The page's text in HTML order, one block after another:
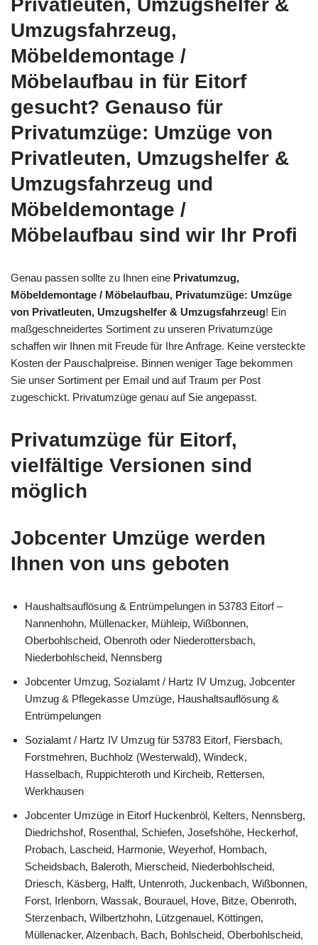
Privatleuten, Umzugshelfer &
Umzugsfahrzeug,
Möbeldemontage /
Möbelaufbau in für Eitorf
gesucht? Genauso für
Privatumzüge: Umzüge von
Privatleuten, Umzugshelfer &
Umzugsfahrzeug und
Möbeldemontage /
Möbelaufbau sind wir Ihr Profi
Genau passen sollte zu Ihnen eine Privatumzug,
Möbeldemontage / Möbelaufbau, Privatumzüge: Umzüge
von Privatleuten, Umzugshelfer & Umzugsfahrzeug! Ein
maßgeschneidertes Sortiment zu unseren Privatumzüge
schaffen wir Ihnen mit Freude für Ihre Anfrage. Keine versteckte
Kosten der Pauschalpreise. Binnen weniger Tage bekommen
Sie unser Sortiment per Email und auf Traum per Post
zugeschickt. Privatumzüge genau auf Sie angepasst.
Privatumzüge für Eitorf,
vielfältige Versionen sind
möglich
Jobcenter Umzüge werden
Ihnen von uns geboten
Haushaltsauflösung & Entrümpelungen in 53783 Eitorf –
Nannenhohn, Müllenacker, Mühleip, Wißbonnen,
Oberbohlscheid, Obenroth oder Niederottersbach,
Niederbohlscheid, Nennsberg
Jobcenter Umzug, Sozialamt / Hartz IV Umzug, Jobcenter
Umzug & Pflegekasse Umzüge, Haushaltsauflösung &
Entrümpelungen
Sozialamt / Hartz IV Umzug für 53783 Eitorf, Fiersbach,
Forstmehren, Buchholz (Westerwald), Windeck,
Hasselbach, Ruppichteroth und Kircheib, Rettersen,
Werkhausen
Jobcenter Umzüge in Eitorf Huckenbröl, Kelters, Nennsberg,
Diedrichshof, Rosenthal, Schiefen, Josefshöhe, Heckerhof,
Probach, Lascheid, Harmonie, Weyerhof, Hombach,
Scheidsbach, Baleroth, Mierscheid, Niederbohlscheid,
Driesch, Käsberg, Halft, Untenroth, Juckenbach, Wißbonnen,
Forst, Irlenborn, Wassak, Bourauel, Hove, Bitze, Obenroth,
Sterzenbach, Wilbertzhohn, Lützgenauel, Köttingen,
Müllenacker, Alzenbach, Bach, Bohlscheid, Oberbohlscheid,